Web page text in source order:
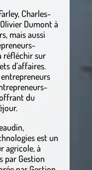
Charles-
Dumont à
mais aussi
réfléchir sur
d’affaires.
du
est un
agricole, à
par Gestion